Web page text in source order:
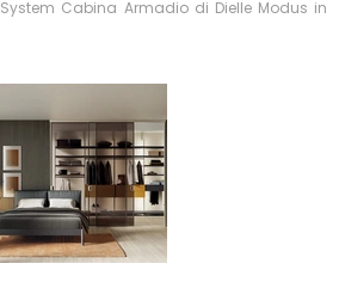
Cabina Armadio di Dielle Modus in